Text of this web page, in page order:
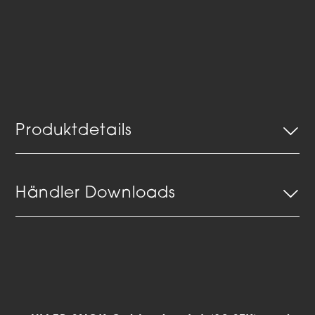
Produktdetails
Händler Downloads